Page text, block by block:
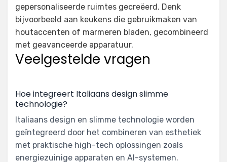
gepersonaliseerde ruimtes gecreëerd. Denk
bijvoorbeeld aan keukens die gebruikmaken van
houtaccenten of marmeren bladen, gecombineerd
met geavanceerde apparatuur.
Veelgestelde vragen
Hoe integreert Italiaans design slimme
technologie?
Italiaans design en slimme technologie worden
geïntegreerd door het combineren van esthetiek
met praktische high-tech oplossingen zoals
energiezuinige apparaten en AI-systemen.